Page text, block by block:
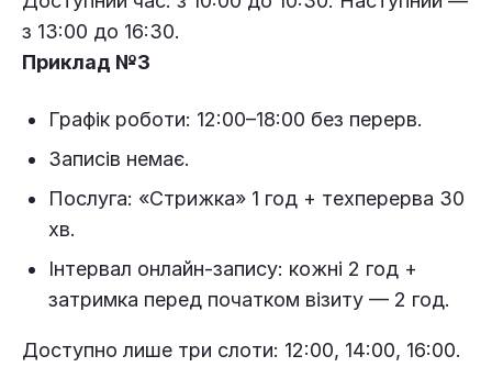
з 13:00 до 16:30.
Приклад №3
Графік роботи: 12:00–18:00 без перерв.
Записів немає.
Послуга: «Стрижка» 1 год + техперерва 30
хв.
Інтервал онлайн-запису: кожні 2 год +
затримка перед початком візиту — 2 год.
Доступно лише три слоти: 12:00, 14:00, 16:00.